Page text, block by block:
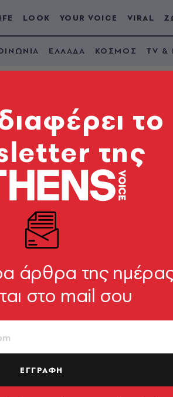
LOOK YOUR VOICE VIRAL
ΕΛΛΑΔΑ ΚΟΣΜΟΣ TV &
το
της
άρθρα της
στο mail σου
ΕΓΓΡΑΦΗ